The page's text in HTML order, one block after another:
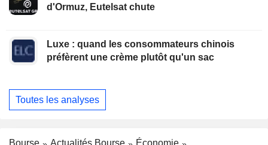
d'Ormuz, Eutelsat chute
Luxe : quand les consommateurs chinois
préfèrent une crème plutôt qu'un sac
Toutes les analyses